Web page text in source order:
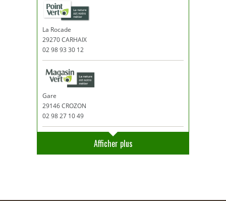
La Rocade
29270 CARHAIX
02 98 93 30 12
Gare
29146 CROZON
02 98 27 10 49
Afficher plus